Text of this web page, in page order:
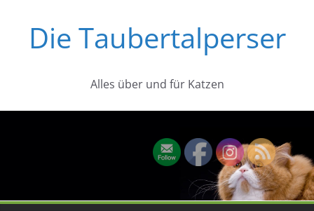
springenDie Taubertalperser
Alles über und für Katzen